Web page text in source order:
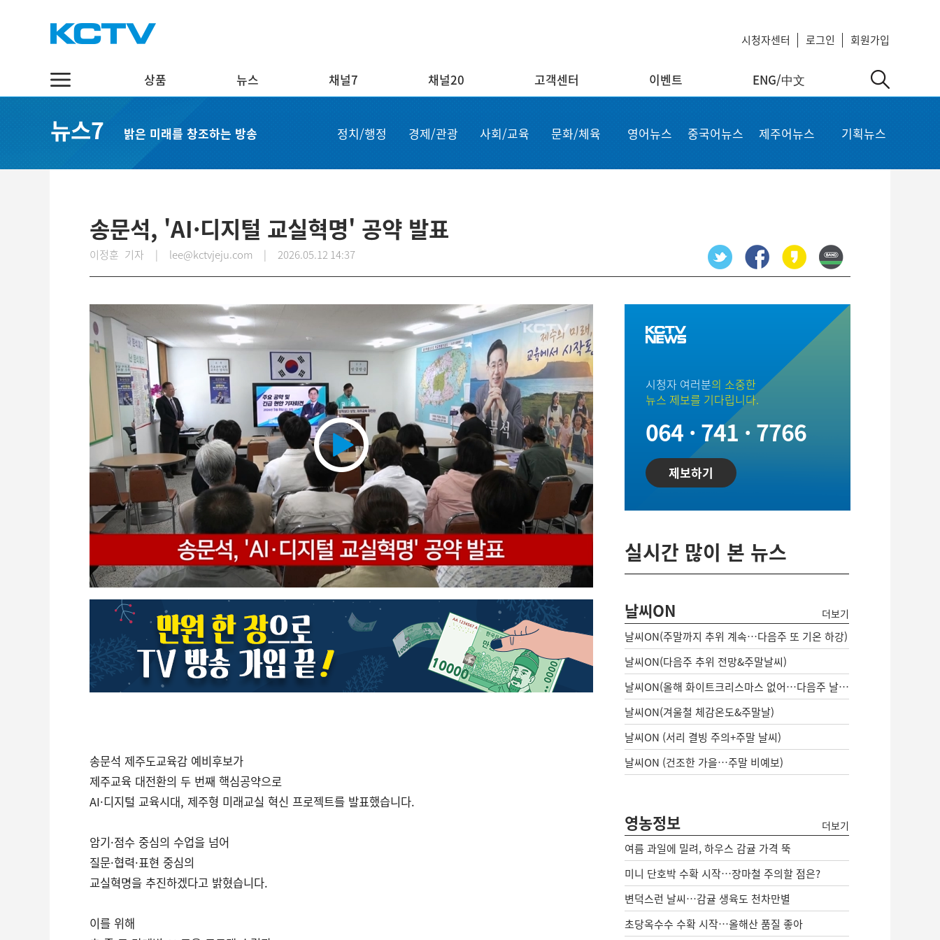
시청자센터 로그인 회원가입
상품 뉴스 채널7 채널20 고객센터 이벤트 ENG/中文
스마트 TV
스마트뷰앱
모바일 결합
케이블 광고
정치·행정
영어뉴스
중국어뉴스
실시간보기
자주하는 질문
Order now
회원정보 수정
공지사항
뉴스7 밝은 미래를 창조하는 방송 정치/행정 경제/관광 사회/교육 문화/체육 영어뉴스 중국어뉴스 제주어뉴스 기획뉴스
송문석, 'AI·디지털 교실혁명' 공약 발표
이정훈 기자 | lee@kctvjeju.com | 2026.05.12 14:37
Play
Video
송문석 제주도교육감 예비후보가
제주교육 대전환의 두 번째 핵심공약으로
AI·디지털 교육시대, 제주형 미래교실 혁신 프로젝트를 발표했습니다.
암기·점수 중심의 수업을 넘어
질문·협력·표현 중심의
교실혁명을 추진하겠다고 밝혔습니다.
이를 위해
시청자 여러분의 소중한
뉴스 제보를 기다립니다.
064 · 741 · 7766
제보하기
실시간 많이 본 뉴스
날씨ON 더보기
날씨ON(주말까지 추위 계속…다음주 또 기온 하강)
날씨ON(다음주 추위 전망&주말날씨)
날씨ON(올해 화이트크리스마스 없어…다음주 날씨는?)
날씨ON(겨울철 체감온도&주말날)
날씨ON (서리 결빙 주의+주말 날씨)
날씨ON (건조한 가을…주말 비예보)
영농정보 더보기
여름 과일에 밀려, 하우스 감귤 가격 뚝
미니 단호박 수확 시작…장마철 주의할 점은?
변덕스런 날씨…감귤 생육도 천차만별
초당옥수수 수확 시작…올해산 품질 좋아